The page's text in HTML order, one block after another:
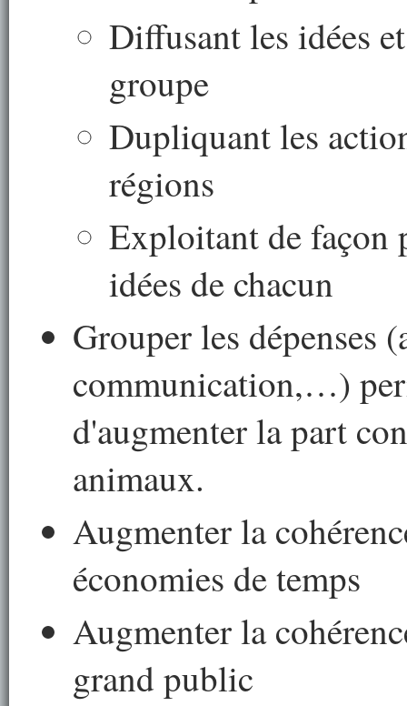
Diffusant les idées
groupe
Dupliquant les
régions
Exploitant de façon
idées de chacun
Grouper les dépenses
communication,…)
d'augmenter la part
animaux.
Augmenter la
économies de temps
Augmenter la
grand public